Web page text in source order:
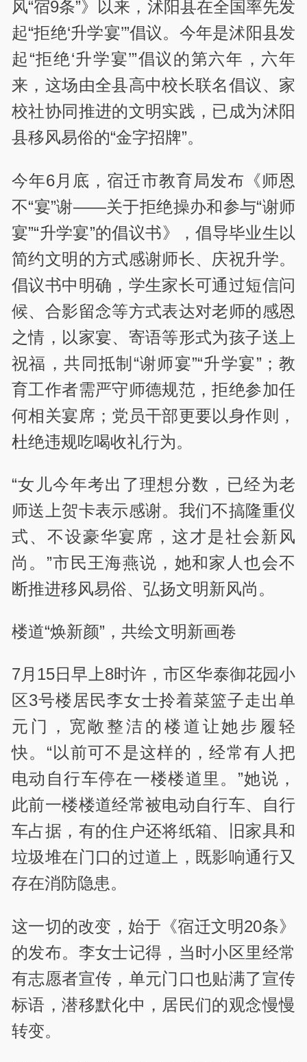
风“宿9条”》以来，沭阳县在全国率先发
起“拒绝‘升学宴’”倡议。今年是沭阳县发
起“拒绝‘升学宴’”倡议的第六年，六年
来，这场由全县高中校长联名倡议、家
校社协同推进的文明实践，已成为沭阳
县移风易俗的“金字招牌”。
今年6月底，宿迁市教育局发布《师恩
不“宴”谢——关于拒绝操办和参与“谢师
宴”“升学宴”的倡议书》，倡导毕业生以
简约文明的方式感谢师长、庆祝升学。
倡议书中明确，学生家长可通过短信问
候、合影留念等方式表达对老师的感恩
之情，以家宴、寄语等形式为孩子送上
祝福，共同抵制“谢师宴”“升学宴”；教
育工作者需严守师德规范，拒绝参加任
何相关宴席；党员干部更要以身作则，
杜绝违规吃喝收礼行为。
“女儿今年考出了理想分数，已经为老
师送上贺卡表示感谢。我们不搞隆重仪
式、不设豪华宴席，这才是社会新风
尚。”市民王海燕说，她和家人也会不
断推进移风易俗、弘扬文明新风尚。
楼道“焕新颜”，共绘文明新画卷
7月15日早上8时许，市区华泰御花园小
区3号楼居民李女士拎着菜篮子走出单
元门，宽敞整洁的楼道让她步履轻
快。“以前可不是这样的，经常有人把
电动自行车停在一楼楼道里。”她说，
此前一楼楼道经常被电动自行车、自行
车占据，有的住户还将纸箱、旧家具和
垃圾堆在门口的过道上，既影响通行又
存在消防隐患。
这一切的改变，始于《宿迁文明20条》
的发布。李女士记得，当时小区里经常
有志愿者宣传，单元门口也贴满了宣传
标语，潜移默化中，居民们的观念慢慢
转变。